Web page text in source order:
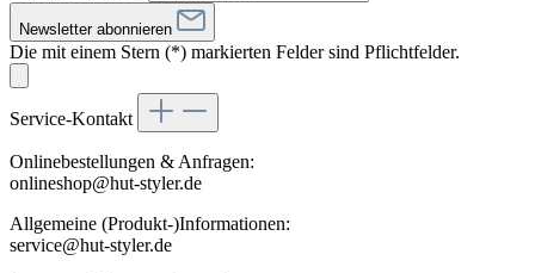
Newsletter abonnieren
Die mit einem Stern (*) markierten Felder sind Pflichtfelder.
Service-Kontakt
Onlinebestellungen & Anfragen:
onlineshop@hut-styler.de
Allgemeine (Produkt-)Informationen:
service@hut-styler.de